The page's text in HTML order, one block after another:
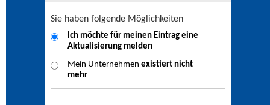
Sie haben folgende Möglichkeiten
Ich möchte für meinen Eintrag eine
Aktualisierung melden
Mein Unternehmen existiert nicht
mehr